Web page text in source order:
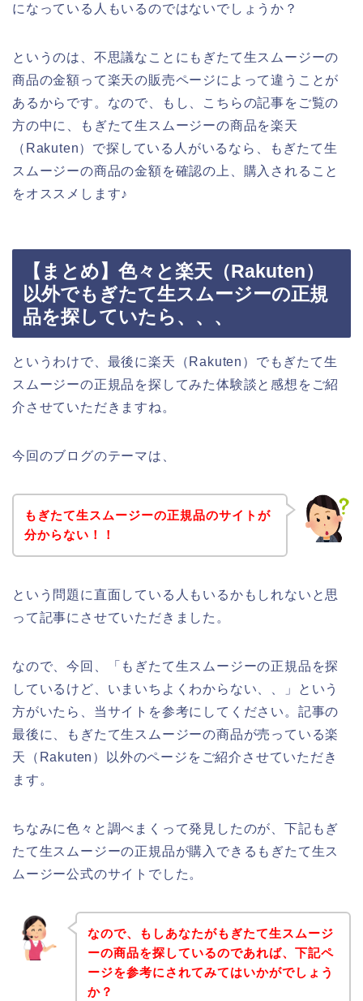
になっている人もいるのではないでしょうか？
というのは、不思議なことにもぎたて生スムージーの
商品の金額って楽天の販売ページによって違うことが
あるからです。なので、もし、こちらの記事をご覧の
方の中に、もぎたて生スムージーの商品を楽天
（Rakuten）で探している人がいるなら、もぎたて生
スムージーの商品の金額を確認の上、購入されること
をオススメします♪
【まとめ】色々と楽天（Rakuten）
以外でもぎたて生スムージーの正規
品を探していたら、、、
というわけで、最後に楽天（Rakuten）でもぎたて生
スムージーの正規品を探してみた体験談と感想をご紹
介させていただきますね。
今回のブログのテーマは、
もぎたて生スムージーの正規品のサイトが
分からない！！
という問題に直面している人もいるかもしれないと思
って記事にさせていただきました。
なので、今回、「もぎたて生スムージーの正規品を探
しているけど、いまいちよくわからない、、」という
方がいたら、当サイトを参考にしてください。記事の
最後に、もぎたて生スムージーの商品が売っている楽
天（Rakuten）以外のページをご紹介させていただき
ます。
ちなみに色々と調べまくって発見したのが、下記もぎ
たて生スムージーの正規品が購入できるもぎたて生ス
ムージー公式のサイトでした。
なので、もしあなたがもぎたて生スムージ
ーの商品を探しているのであれば、下記ペ
ージを参考にされてみてはいかがでしょう
か？